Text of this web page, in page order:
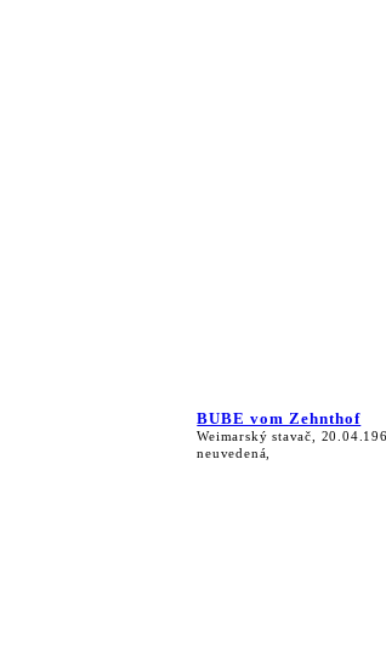
BUBE vom Zehnthof
Weimarský stavač,
neuvedená,